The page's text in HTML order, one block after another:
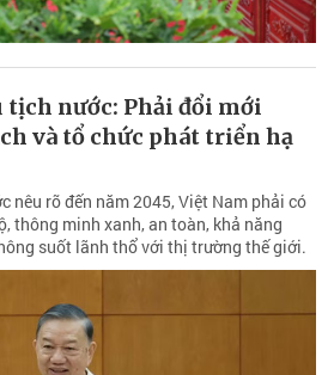
tịch nước: Phải đổi mới
và tổ chức phát triển hạ
nêu rõ đến năm 2045, Việt Nam phải có
thông minh xanh, an toàn, khả năng
suốt lãnh thổ với thị trường thế giới.